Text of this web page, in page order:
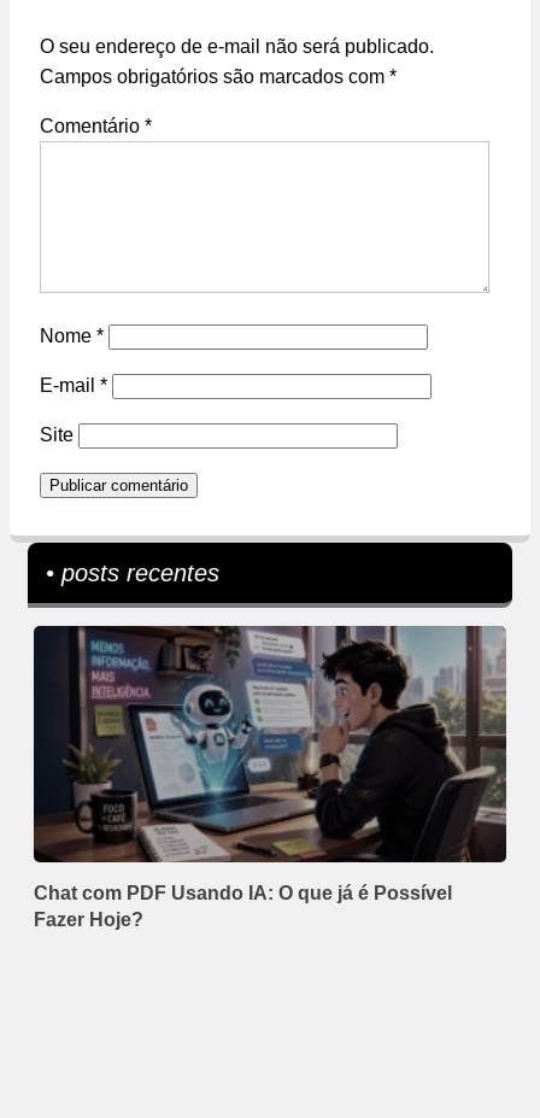
O seu endereço de e-mail não será publicado.
Campos obrigatórios são marcados com *
Comentário *
Nome *
E-mail *
Site
• posts recentes
Chat com PDF Usando IA: O que já é Possível
Fazer Hoje?